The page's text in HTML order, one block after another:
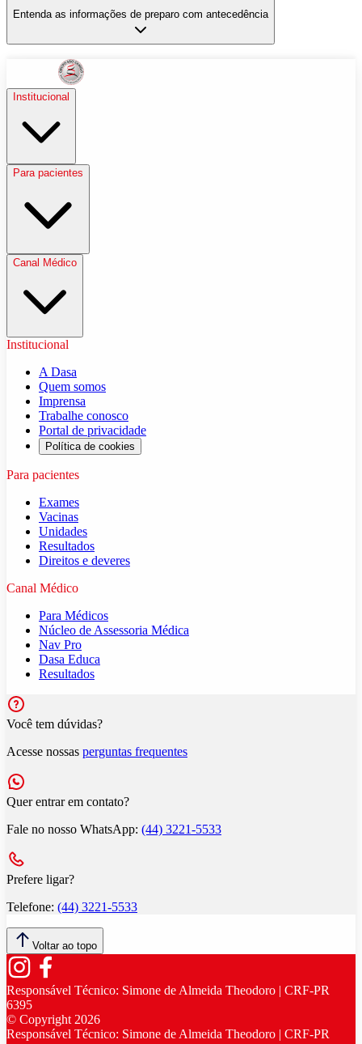
Entenda as informações de preparo com antecedência
Institucional
Para pacientes
Canal Médico
Institucional
A Dasa
Quem somos
Imprensa
Trabalhe conosco
Portal de privacidade
Política de cookies
Para pacientes
Exames
Vacinas
Unidades
Resultados
Direitos e deveres
Canal Médico
Para Médicos
Núcleo de Assessoria Médica
Nav Pro
Dasa Educa
Resultados
Você tem dúvidas?
Acesse nossas perguntas frequentes
Quer entrar em contato?
Fale no nosso WhatsApp: (44) 3221-5533
Prefere ligar?
Telefone: (44) 3221-5533
Voltar ao topo
Responsável Técnico: Simone de Almeida Theodoro | CRF-PR
6395
© Copyright2026
Responsável Técnico: Simone de Almeida Theodoro | CRF-PR